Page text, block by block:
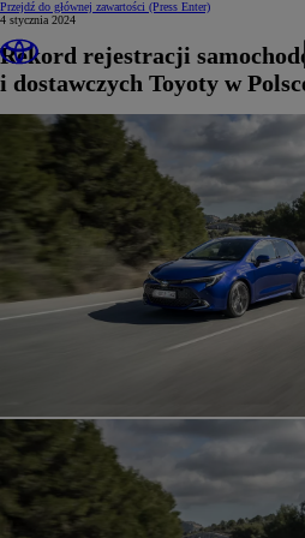
Przejdź do głównej zawartości (Press Enter)
4 stycznia 2024
Rekord rejestracji
i dostawczych Toyoty w